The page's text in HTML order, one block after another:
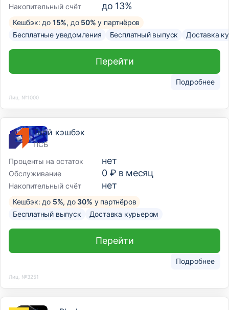
Накопительный счёт до 13%
Кешбэк: до 15%, до 50% у партнёров
Бесплатные уведомления
Бесплатный выпуск Доставка
Подробнее
Перейти
Лиц. №1000
Твой кэшбэк
ПСБ
Проценты на остаток
нет
Обслуживание 0 ₽ в месяц
Накопительный счёт нет
Кешбэк: до 5%, до 30% у партнёров
Бесплатный выпуск
Доставка курьером
Подробнее
Перейти
Лиц. №3251